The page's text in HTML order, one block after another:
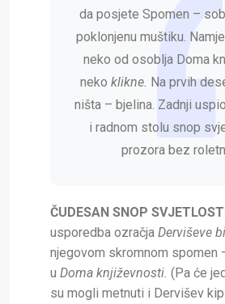
da posjete Spomen –
poklonjenu muštiku.
neko od osoblja Doma
neko klikne. Na prvih
ništa – bjelina. Zadnji
i radnom stolu snop
prozora bez
ČUDESAN SNOP
usporedba ozračja Derviševe
njegovom skromnom spomen
u Doma književnosti. (Pa će
su mogli metnuti i Dervišev